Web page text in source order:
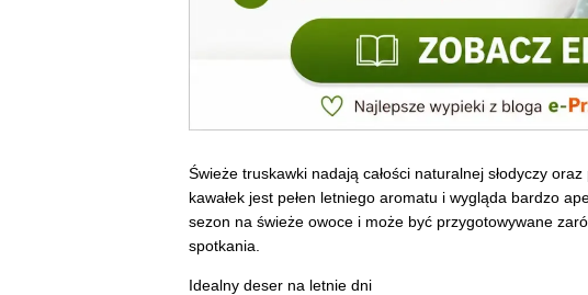
Świeże truskawki nadają całości naturalnej słodyczy
kawałek jest pełen letniego aromatu i wygląda bardzo
sezon na świeże owoce i może być przygotowywane
spotkania.
Idealny deser na letnie dni